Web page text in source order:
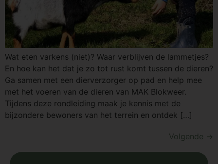
Wat eten varkens (niet)? Waar verblijven de lammetjes?
En hoe kan het dat je zo tot rust komt tussen de dieren?
Ga samen met een dierverzorger op pad en help mee
met het voeren van de dieren van MAK Blokweer.
Tijdens deze rondleiding maak je kennis met de
bijzondere bewoners van het terrein en ontdek […]
Volgende →